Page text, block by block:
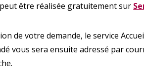
être réalisée gratuitement sur
de votre demande, le service
vous sera ensuite adressé par